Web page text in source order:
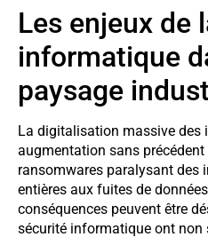
Les enjeux de
informatique
paysage
La digitalisation massive des
augmentation sans
ransomwares paralysant des
entières aux fuites de
conséquences peuvent être
sécurité informatique ont non